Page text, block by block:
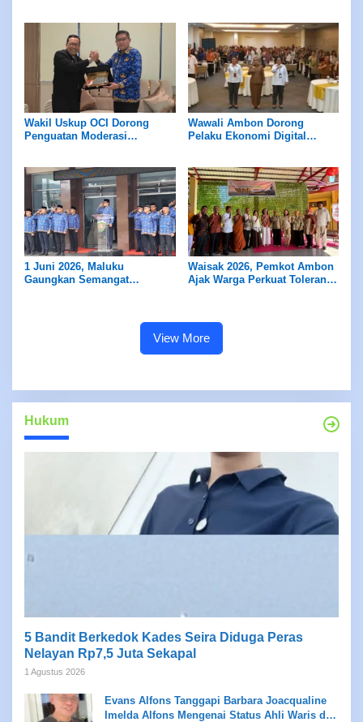
Wakil Uskup OCI Dorong
Penguatan Moderasi
Wawali Ambon Dorong
Pelaku Ekonomi Digital
1 Juni 2026, Maluku
Gaungkan Semangat
Waisak 2026, Pemkot Ambon
Ajak Warga Perkuat Toleransi
View More
Hukum
5 Bandit Berkedok Kades Seira Diduga Peras
Nelayan Rp7,5 Juta Sekapal
1 Agustus 2026
Evans Alfons Tanggapi Barbara Joacqualine
Imelda Alfons Mengenai Status Ahli Waris dan